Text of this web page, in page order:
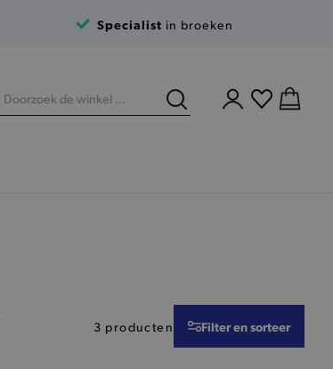
Specialist in broeken
3 producten Filter en sorteer